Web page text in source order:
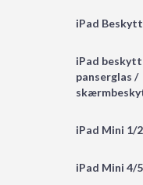
iPad
iPad
panserglas /
iPad Mini 1/
iPad Mini 4/5